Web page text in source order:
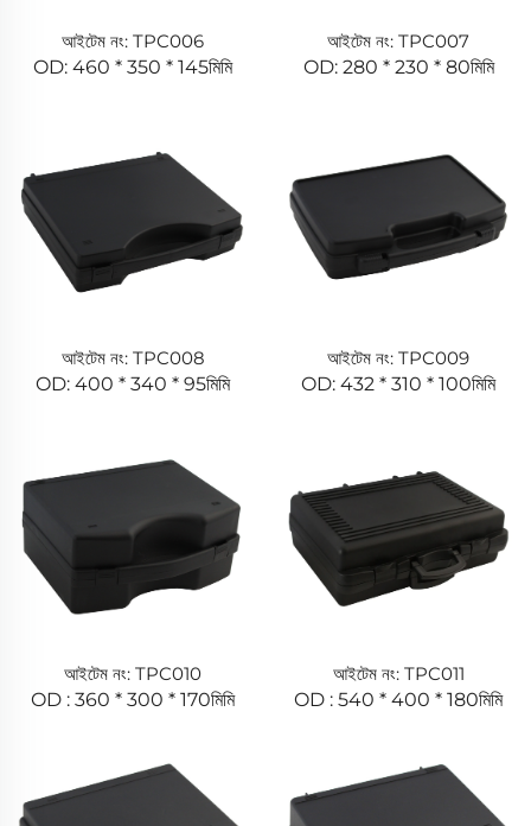
আইটেম নং: TPC006
OD: 460 * 350 * 145মিমি
আইটেম নং: TPC007
OD: 280 * 230 * 80মিমি
আইটেম নং: TPC008
OD: 400 * 340 * 95মিমি
আইটেম নং: TPC009
OD: 432 * 310 * 100মিমি
আইটেম নং: TPC010
OD : 360 * 300 * 170মিমি
আইটেম নং: TPC011
OD : 540 * 400 * 180মিমি